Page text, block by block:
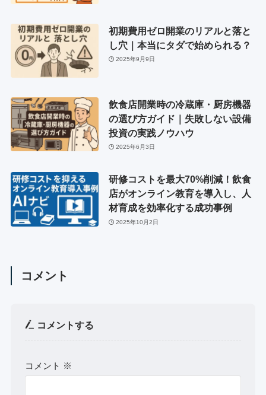
初期費用ゼロ開業のリアルと落と
し穴｜本当にタダで始められる？
2025年9月9日
飲食店開業時の冷蔵庫・厨房機器
の選び方ガイド｜失敗しない設備
投資の実践ノウハウ
2025年6月3日
研修コストを最大70%削減！飲食
店がオンライン教育を導入し、人
材育成を効率化する成功事例
2025年10月2日
コメント
コメントする
コメント ※